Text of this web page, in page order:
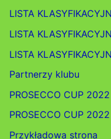
LISTA
LISTA
LISTA
Partnerzy klubu
PROSECCO CUP
PROSECCO CUP
Przykładowa strona